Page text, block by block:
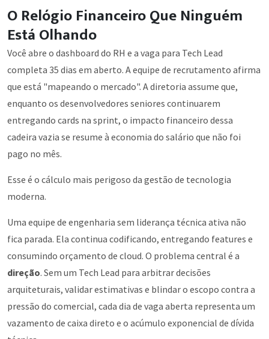
O Relógio Financeiro Que Ninguém
Está Olhando
Você abre o dashboard do RH e a vaga para Tech Lead
completa 35 dias em aberto. A equipe de recrutamento afirma
que está "mapeando o mercado". A diretoria assume que,
enquanto os desenvolvedores seniores continuarem
entregando cards na sprint, o impacto financeiro dessa
cadeira vazia se resume à economia do salário que não foi
pago no mês.
Esse é o cálculo mais perigoso da gestão de tecnologia
moderna.
Uma equipe de engenharia sem liderança técnica ativa não
fica parada. Ela continua codificando, entregando features e
consumindo orçamento de cloud. O problema central é a
direção. Sem um Tech Lead para arbitrar decisões
arquiteturais, validar estimativas e blindar o escopo contra a
pressão do comercial, cada dia de vaga aberta representa um
vazamento de caixa direto e o acúmulo exponencial de dívida